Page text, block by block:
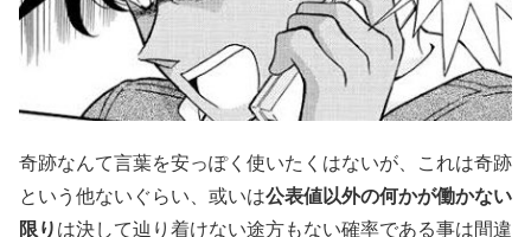
奇跡なんて言葉を安っぽく使いたくはないが、これは奇跡
という他ないぐらい、或いは公表値以外の何かが働かない
限り は決して辿り着けない途方もない確率である事は間違